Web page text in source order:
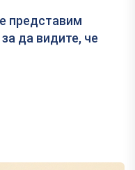
представим
да видите, че